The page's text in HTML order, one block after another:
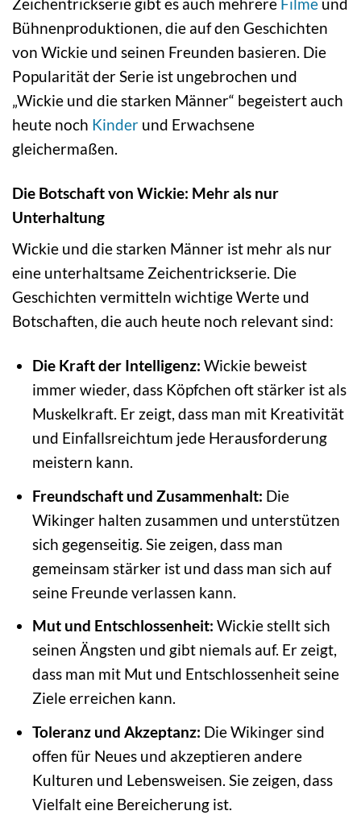
Bühnenproduktionen, die auf den Geschichten
von Wickie und seinen Freunden basieren. Die
Popularität der Serie ist ungebrochen und
„Wickie und die starken Männer“ begeistert auch
heute noch Kinder und Erwachsene
gleichermaßen.
Die Botschaft von Wickie: Mehr als nur
Unterhaltung
Wickie und die starken Männer ist mehr als nur
eine unterhaltsame Zeichentrickserie. Die
Geschichten vermitteln wichtige Werte und
Botschaften, die auch heute noch relevant sind:
Die Kraft der Intelligenz: Wickie beweist
immer wieder, dass Köpfchen oft stärker ist als
Muskelkraft. Er zeigt, dass man mit Kreativität
und Einfallsreichtum jede Herausforderung
meistern kann.
Freundschaft und Zusammenhalt: Die
Wikinger halten zusammen und unterstützen
sich gegenseitig. Sie zeigen, dass man
gemeinsam stärker ist und dass man sich auf
seine Freunde verlassen kann.
Mut und Entschlossenheit: Wickie stellt sich
seinen Ängsten und gibt niemals auf. Er zeigt,
dass man mit Mut und Entschlossenheit seine
Ziele erreichen kann.
Toleranz und Akzeptanz: Die Wikinger sind
offen für Neues und akzeptieren andere
Kulturen und Lebensweisen. Sie zeigen, dass
Vielfalt eine Bereicherung ist.